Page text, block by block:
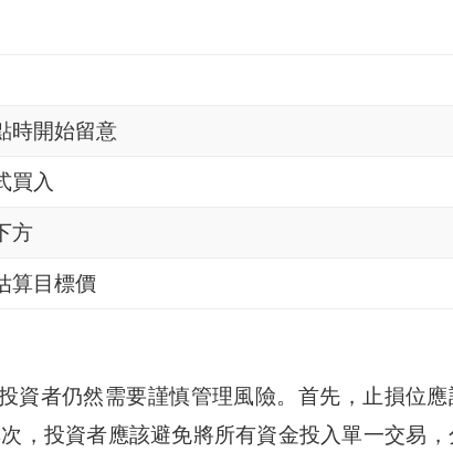
時開始留意
買入
方
算目標價
資者仍然需要謹慎管理風險。首先，止損位應
，投資者應該避免將所有資金投入單一交易，